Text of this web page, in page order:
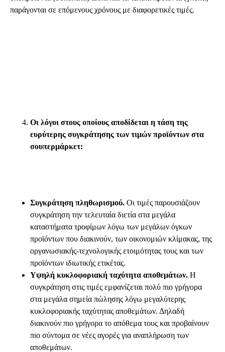
παράγονται σε επόμενους χρόνους με διαφορετικές τιμές.
Οι λόγοι στους οποίους αποδίδεται η τάση της
ευρύτερης συγκράτησης των τιμών προϊόντων στα
σουπερμάρκετ:
Συγκράτηση πληθωρισμού. Οι τιμές παρουσιάζουν
συγκράτηση την τελευταία διετία στα μεγάλα
καταστήματα τροφίμων λόγω των μεγάλων όγκων
προϊόντων που διακινούν, των οικονομιών κλίμακας, της
οργανωσιακής-τεχνολογικής ετοιμότητας τους και των
προϊόντων ιδιωτικής ετικέτας.
Υψηλή κυκλοφοριακή ταχύτητα αποθεμάτων. Η
συγκράτηση στις τιμές εμφανίζεται πολύ πιο γρήγορα
στα μεγάλα σημεία πώλησης λόγω μεγαλύτερης
κυκλοφοριακής ταχύτητας αποθεμάτων. Δηλαδή
διακινούν πιο γρήγορα το απόθεμα τους και προβαίνουν
πιο σύντομα σε νέες αγορές για αναπλήρωση των
αποθεμάτων.